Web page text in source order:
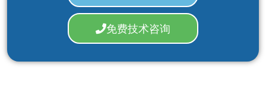
免费技术咨询